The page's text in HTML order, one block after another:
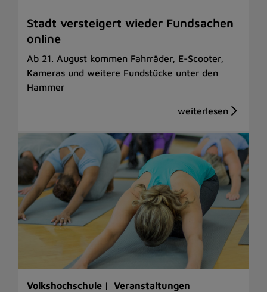
Stadt versteigert wieder Fundsachen
online
Ab 21. August kommen Fahrräder, E-Scooter,
Kameras und weitere Fundstücke unter den
Hammer
Volkshochschule | Veranstaltungen